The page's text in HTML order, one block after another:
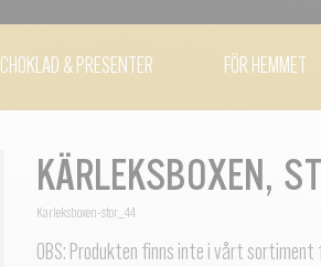
CHOKLAD & PRESENTER FÖR HEMMET
KÄRLEKSBOXEN,
Karleksboxen-stor_44
OBS: Produkten finns inte i vårt